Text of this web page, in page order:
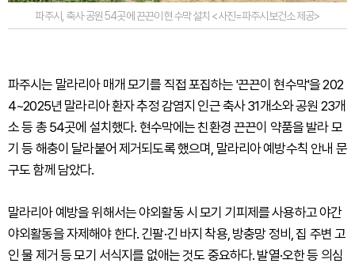
파주시, 축사·공원 54곳에 끈끈이 현수막 설치 <사진=파주시보건소 제공>
파주시는 말라리아 매개 모기를 직접 포집하는 '끈끈이 현수막'을 202
4~2025년 말라리아 환자 추정 감염지 인근 축사 31개소와 공원 23개
소 등 총 54곳에 설치했다. 현수막에는 친환경 끈끈이 약품을 발라 모
기 등 해충이 달라붙어 제거되도록 했으며, 말라리아 예방수칙 안내 문
구도 함께 담았다.
말라리아 예방을 위해서는 야외활동 시 모기 기피제를 사용하고 야간
야외활동을 자제해야 한다. 긴팔·긴 바지 착용, 방충망 정비, 집 주변 고
인 물 제거 등 모기 서식지를 없애는 것도 중요하다. 발열·오한 등 의심